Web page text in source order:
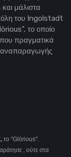
μάλιστα
του Ingolstadt
το οποίο
που πραγματικά
αναπαραγωγής
το "Glörious".
, ούτε στα